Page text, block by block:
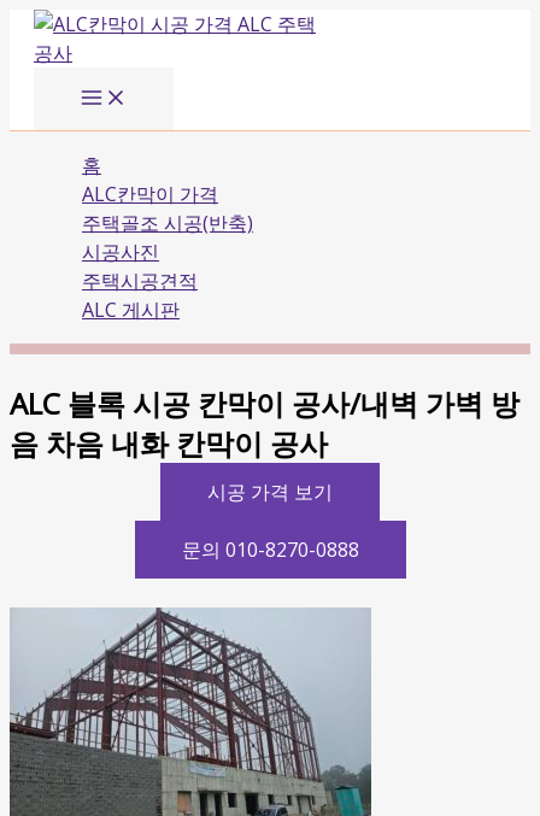
건
Menu
홈
ALC칸막이 가격
주택골조 시공(반축)
시공사진
주택시공견적
ALC 게시판
ALC 블록 시공 칸막이 공사/내벽 가벽 방
음 차음 내화 칸막이 공사
시공 가격 보기
문의 010-8270-0888